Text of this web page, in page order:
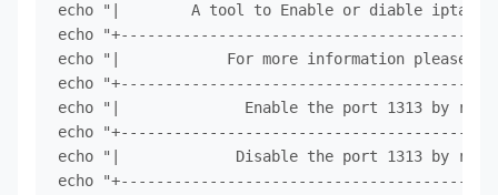
echo "|        A tool to Enable or diable
echo
echo "|            For more information
echo
echo "|              Enable the port 1313 by
echo
echo "|             Disable the port 1313 by
echo